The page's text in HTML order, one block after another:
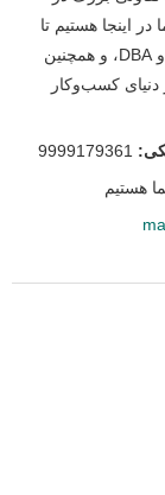
اینجا هستیم تا
با ارائه مشاوره‌های کاربردی، آموزش‌های MBA و DBA، و همچنین
کسب‌وکار